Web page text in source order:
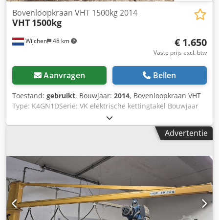
Wijchen 48 km
Bovenloopkraan VHT 1500kg 2014
VHT 1500kg
€ 1.650
Vaste prijs excl. btw
Aanvragen Bellen
Toestand: gebruikt, Bouwjaar: 2014, Bovenloopkraan VHT
Type: K4GN1DSerie: VK elektrische kettingtakel Bouwjaar
linkse takel: 2014 Hefvermogen: 1500kg Hefhoogte:
4000mm Vermogen: 1,5/0,36kW Voltage: 400V Ampère:
3,5/1,9A Frequentie: 50Hz Prijs per stuk Crodpfx Aezi Ui
2014 - Documentatie aanwezig: Nee - CE markering
aanwezig: Ja - CE certificaat aanwezig: Nee - Hijsvermogen
[kg]: 1500 - Hijshoogte [mm]: 4000 - Gedemonteerd: Ja
Financiële informatie BTW: De getoonde prijs is exclusief
BTW BTW/marge: BTW verrekenbaar voor ondernemers
Levering en inruil altijd mogelijk van alles in de industriële
Advertentie